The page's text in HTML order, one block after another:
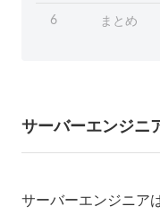
6 まとめ
サーバーエンジニ
サーバーエンジニア